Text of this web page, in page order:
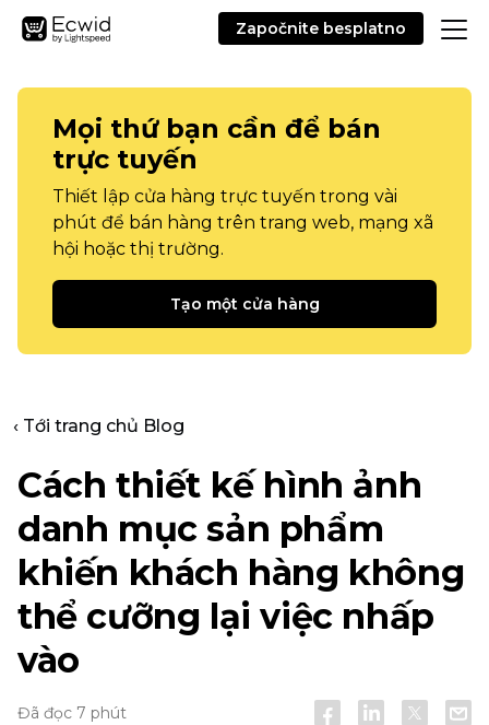
Započnite besplatno
Mọi thứ bạn cần để bán
trực tuyến
Thiết lập cửa hàng trực tuyến trong vài
phút để bán hàng trên trang web, mạng xã
hội hoặc thị trường.
Tạo một cửa hàng
‹ Tới trang chủ Blog
Cách thiết kế hình ảnh
danh mục sản phẩm
khiến khách hàng không
thể cưỡng lại việc nhấp
vào
Đã đọc 7 phút